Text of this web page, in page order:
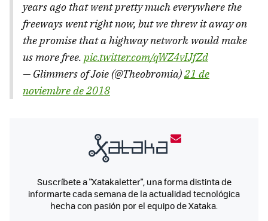
years ago that went pretty much everywhere the
freeways went right now, but we threw it away on
the promise that a highway network would make
us more free. pic.twitter.com/qWZ4vIJfZd
— Glimmers of Joie (@Theobromia)21 de
noviembre de 2018
Suscríbete a "Xatakaletter", una forma distinta de
informarte cada semana de la actualidad tecnológica
hecha con pasión por el equipo de Xataka.